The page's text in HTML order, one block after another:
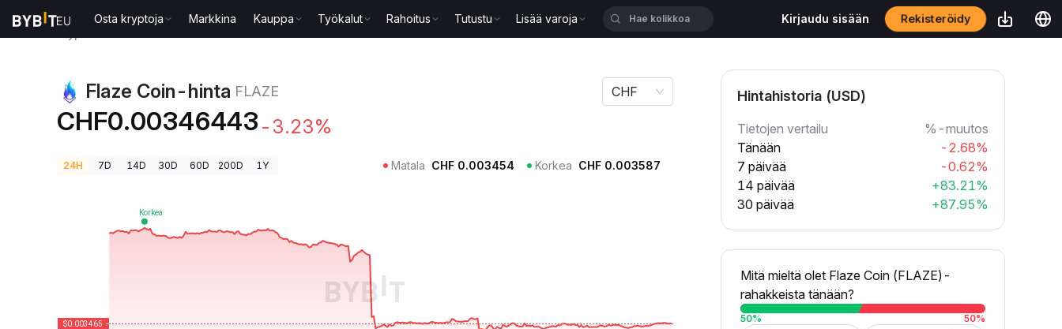
Osta kryptoja Markkina Kauppa Työkalut Rahoitus Tutustu Lisää varoja Kirjaudu sisään Rekisteröidy
Flaze Coin-hinta FLAZE
CHF0.00346443 -3.23%
CHF
24H 7D 14D 30D 60D 200D 1Y Matala CHF 0.003454 Korkea CHF 0.003587
Hintahistoria (USD)
Tietojen vertailu
%-muutos
Tänään
-2.68%
7 päivää
-0.62%
14 päivää
+83.21%
30 päivää
+87.95%
Mitä mieltä olet Flaze Coin (FLAZE)-
rahakkeista tänään?
50% 50%